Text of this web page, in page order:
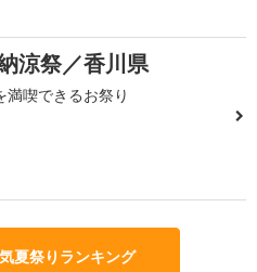
涼祭／香川県
満喫できるお祭り
夏祭りランキング